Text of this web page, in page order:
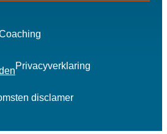
Privacyverklaring
disclamer